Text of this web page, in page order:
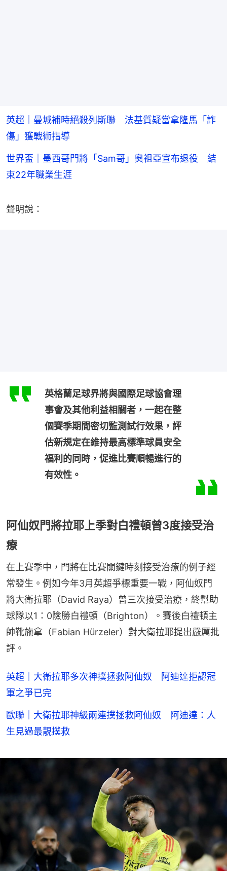
英超｜曼城補時絕殺列斯聯 法基質疑當拿隆馬「詐
傷」獲戰術指導
世界盃｜墨西哥門將「Sam哥」奧祖亞宣布退役 結
束22年職業生涯
聲明說：
英格蘭足球界將與國際足球協會理
事會及其他利益相關者，一起在整
個賽季期間密切監測試行效果，評
估新規定在維持最高標準球員安全
福利的同時，促進比賽順暢進行的
有效性。
阿仙奴門將拉耶上季對白禮頓曾3度接受治
療
在上賽季中，門將在比賽關鍵時刻接受治療的例子經
常發生。例如今年3月英超爭標重要一戰，阿仙奴門
將大衛拉耶（David Raya）曾三次接受治療，終幫助
球隊以1：0險勝白禮頓（Brighton）。賽後白禮頓主
帥靴施拿（Fabian Hürzeler）對大衛拉耶提出嚴厲批
評。
英超｜大衛拉耶多次神撲拯救阿仙奴 阿迪達拒認冠
軍之爭已完
歐聯｜大衛拉耶神級兩連撲拯救阿仙奴 阿迪達：人
生見過最靚撲救